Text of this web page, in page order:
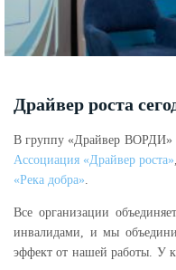
Драйвер роста
В группу «Драйвер ВОРДИ»
Ассоциация «Драйвер роста»,
«Река добра».
Все организации
инвалидами, и мы
эффект от нашей работы. У